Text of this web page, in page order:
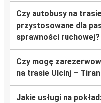
Czy autobusy na
przystosowane dla
sprawności ruchowej?
Czy mogę
na trasie Ulcinj –
Jakie usługi na